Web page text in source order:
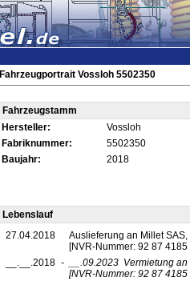
Fahrzeugportrait Vossloh 5502350
Fahrzeugstamm
Hersteller:
Vossloh
Fabriknummer:
5502350
Baujahr:
2018
Lebenslauf
27.04.2018
Auslieferung an Millet SAS,
[NVR-Nummer: 92 87
__.__.2018 - __.09.2023 Vermietung
[NVR-Nummer: 92 87 4185